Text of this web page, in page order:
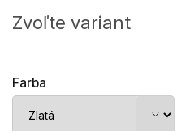
cena:
Zvoľte variant
Farba